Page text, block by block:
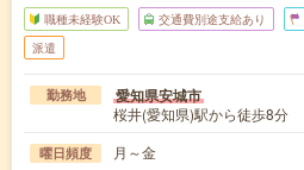
職種未経験OK 交通費別途支給あり
派遣
勤務地 愛知県安城市
桜井(愛知県)駅から徒歩8分
曜日頻度 月～金